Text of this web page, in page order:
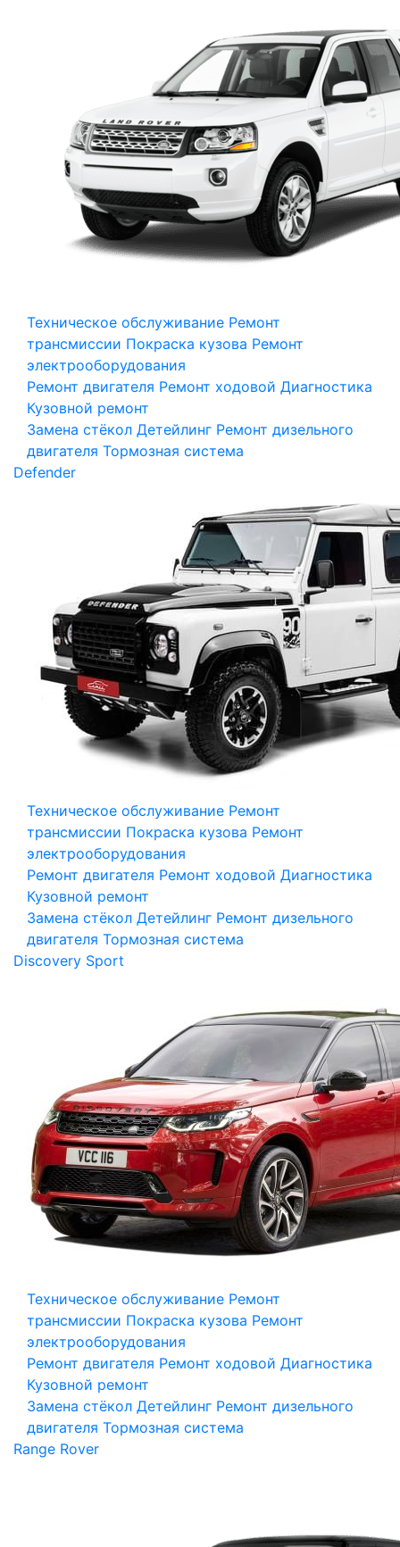
Техническое обслуживание Ремонт
трансмиссии Покраска кузова Ремонт
электрооборудования
Ремонт двигателя Ремонт ходовой Диагностика
Кузовной ремонт
Замена стёкол Детейлинг Ремонт дизельного
двигателя Тормозная система
Defender
Техническое обслуживание Ремонт
трансмиссии Покраска кузова Ремонт
электрооборудования
Ремонт двигателя Ремонт ходовой Диагностика
Кузовной ремонт
Замена стёкол Детейлинг Ремонт дизельного
двигателя Тормозная система
Discovery Sport
Техническое обслуживание Ремонт
трансмиссии Покраска кузова Ремонт
электрооборудования
Ремонт двигателя Ремонт ходовой Диагностика
Кузовной ремонт
Замена стёкол Детейлинг Ремонт дизельного
двигателя Тормозная система
Range Rover